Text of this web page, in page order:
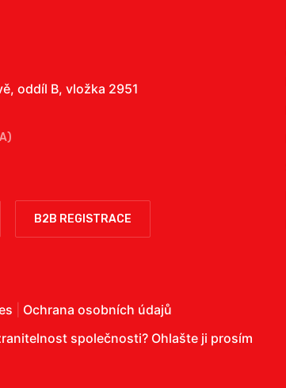
oddíl B, vložka 2951
B2B REGISTRACE
Ochrana osobních údajů
společnosti? Ohlašte ji prosím